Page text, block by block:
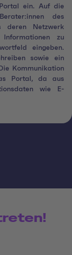
ein. Auf die
des
deren Netzwerk
zu
eingeben.
sowie ein
Kommunikation
Portal, da aus
wie E-